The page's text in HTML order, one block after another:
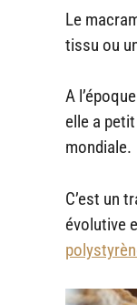
Le
tissu ou
A
elle a
mondiale.
C’est un
évolutive